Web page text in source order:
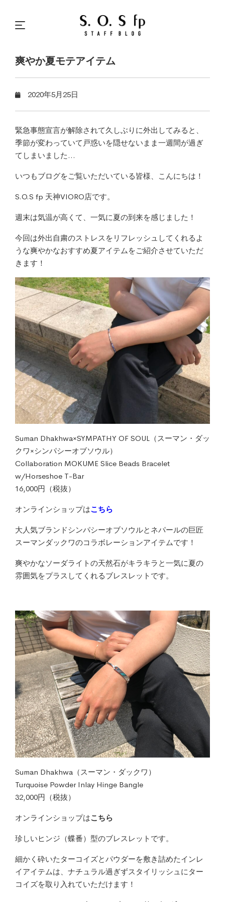
爽やか夏モテアイテム
2020年5月25日
緊急事態宣言が解除されて久しぶりに外出してみると、
季節が変わっていて戸惑いを隠せないまま一週間が過ぎ
てしまいました…
いつもブログをご覧いただいている皆様、こんにちは！
S.O.S fp 天神VIORO店です。
週末は気温が高くて、一気に夏の到来を感じました！
今回は外出自粛のストレスをリフレッシュしてくれるよ
うな爽やかなおすすめ夏アイテムをご紹介させていただ
きます！
Suman Dhakhwa×SYMPATHY OF SOUL（スーマン・ダッ
クワ×シンパシーオブソウル）
Collaboration MOKUME Slice Beads Bracelet
w/Horseshoe T-Bar
16,000円（税抜）
オンラインショップはこちら
大人気ブランドシンパシーオブソウルとネパールの巨匠
スーマンダックワのコラボレーションアイテムです！
爽やかなソーダライトの天然石がキラキラと一気に夏の
雰囲気をプラスしてくれるブレスレットです。
Suman Dhakhwa（スーマン・ダックワ）
Turquoise Powder Inlay Hinge Bangle
32,000円（税抜）
オンラインショップはこちら
珍しいヒンジ（蝶番）型のブレスレットです。
細かく砕いたターコイズとパウダーを敷き詰めたインレ
イアイテムは、ナチュラル過ぎずスタイリッシュにター
コイズを取り入れていただけます！